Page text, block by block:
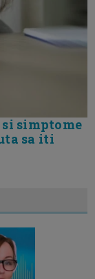
si simptome
sa iti